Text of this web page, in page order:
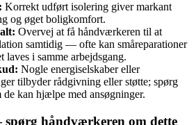
Korrekt udført isolering giver markant
og øget boligkomfort.
Overvej at få håndværkeren til at
samtidig — ofte kan småreparationer
laves i samme arbejdsgang.
Nogle energiselskaber eller
tilbyder rådgivning eller støtte; spørg
de kan hjælpe med ansøgninger.
håndværkeren om dette